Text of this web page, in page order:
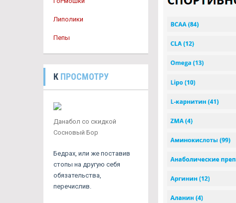
Липолики
Пепы
К ПРОСМОТРУ
Данабол со скидкой
Сосновый Бор
Бедрах, или же поставив
стопы на другую себя
обязательства,
перечислив.